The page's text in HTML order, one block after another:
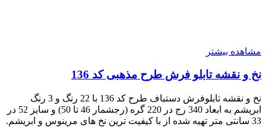
مشاهده بیشتر
نخ و نقشه تابلو فرش طرح مذهبی کد 136
نخ و نقشه تابلوفرش دستباف طرح کد 136 با 22 رنگ و 3 رنگ
ابریشم به ابعاد 340 رج در 220 گره (رجشمار 46 تا 50) و سایز 52 در
33 سانتی متر تهیه شده از با کیفیت ترین نخ های مرینوس و ابریشم.